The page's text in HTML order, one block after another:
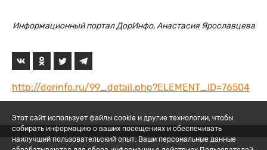
Информационный портал ДорИнфо, Анастасия Ярославцева
http://dorinfo.ru/99_detail.php?ELEMENT_ID=76504
Этот сайт использует файлы cookie и другие технологии, чтобы
собирать информацию о ваших посещениях и обеспечивать
наилучший пользовательский опыт. Ваши персональные данные